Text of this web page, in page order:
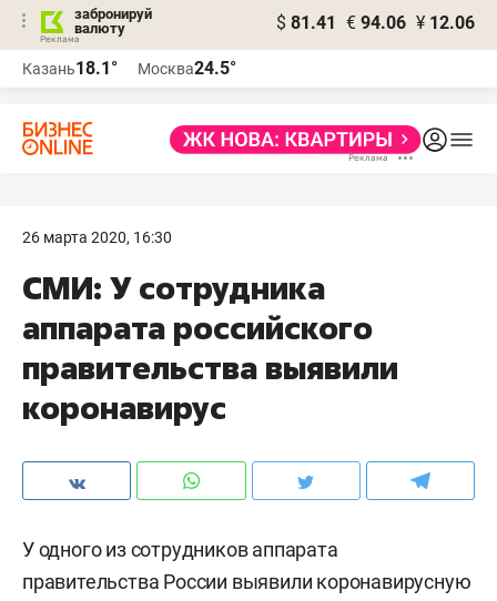
забронируй
валюту
$ 81.41 € 94.06 ¥ 12.06
Казань18.1° Москва24.5°
26 марта 2020, 16:30
СМИ: У сотрудника
аппарата российского
правительства выявили
коронавирус
У одного из сотрудников аппарата
правительства России выявили коронавирусную